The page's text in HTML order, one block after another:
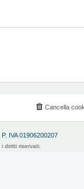
Cancella
IVA 01906200207
diritti riservati.